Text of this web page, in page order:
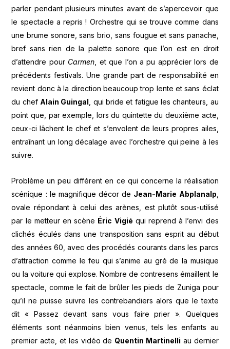
parler pendant plusieurs minutes avant de s’apercevoir que
le spectacle a repris ! Orchestre qui se trouve comme dans
une brume sonore, sans brio, sans fougue et sans panache,
bref sans rien de la palette sonore que l’on est en droit
d’attendre pour Carmen , et que l’on a pu apprécier lors de
précédents festivals. Une grande part de responsabilité en
revient donc à la direction beaucoup trop lente et sans éclat
du chef Alain Guingal , qui bride et fatigue les chanteurs, au
point que, par exemple, lors du quintette du deuxième acte,
ceux-ci lâchent le chef et s’envolent de leurs propres ailes,
entraînant un long décalage avec l’orchestre qui peine à les
suivre.
Problème un peu différent en ce qui concerne la réalisation
scénique : le magnifique décor de Jean-Marie Abplanalp,
ovale répondant à celui des arènes, est plutôt sous-utilisé
par le metteur en scène Éric Vigié qui reprend à l’envi des
clichés éculés dans une transposition sans esprit au début
des années 60, avec des procédés courants dans les parcs
d’attraction comme le feu qui s’anime au gré de la musique
ou la voiture qui explose. Nombre de contresens émaillent le
spectacle, comme le fait de brûler les pieds de Zuniga pour
qu’il ne puisse suivre les contrebandiers alors que le texte
dit « Passez devant sans vous faire prier ». Quelques
éléments sont néanmoins bien venus, tels les enfants au
premier acte, et les vidéo de Quentin Martinelli au dernier